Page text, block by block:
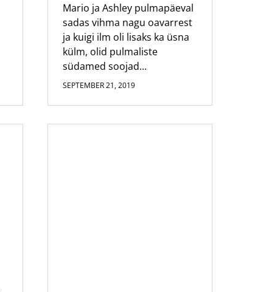
Mario ja Ashley pulmapäeval
sadas vihma nagu oavarrest
ja kuigi ilm oli lisaks ka üsna
külm, olid pulmaliste
südamed soojad...
SEPTEMBER 21, 2019